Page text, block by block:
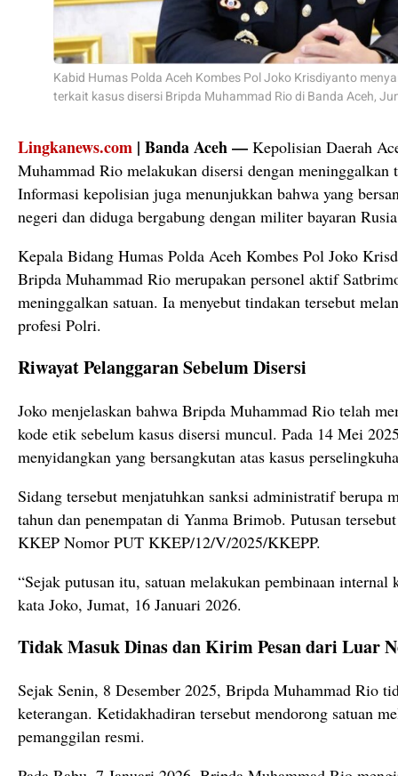
Kabid Humas Polda Aceh Kombes Pol Joko Krisdiyanto
terkait kasus disersi Bripda Muhammad Rio di Banda Aceh,
Lingkanews.com | Banda Aceh — Kepolisian Daerah
Muhammad Rio melakukan disersi dengan meninggalkan
Informasi kepolisian juga menunjukkan bahwa yang
negeri dan diduga bergabung dengan militer bayaran
Kepala Bidang Humas Polda Aceh Kombes Pol Joko
Bripda Muhammad Rio merupakan personel aktif
meninggalkan satuan. Ia menyebut tindakan tersebut
profesi Polri.
Riwayat Pelanggaran Sebelum Disersi
Joko menjelaskan bahwa Bripda Muhammad Rio telah
kode etik sebelum kasus disersi muncul. Pada 14 Mei
menyidangkan yang bersangkutan atas kasus
Sidang tersebut menjatuhkan sanksi administratif berupa
tahun dan penempatan di Yanma Brimob. Putusan
KKEP Nomor PUT KKEP/12/V/2025/KKEPP.
“Sejak putusan itu, satuan melakukan pembinaan internal
kata Joko, Jumat, 16 Januari 2026.
Tidak Masuk Dinas dan Kirim Pesan dari Luar
Sejak Senin, 8 Desember 2025, Bripda Muhammad Rio
keterangan. Ketidakhadiran tersebut mendorong satuan
pemanggilan resmi.